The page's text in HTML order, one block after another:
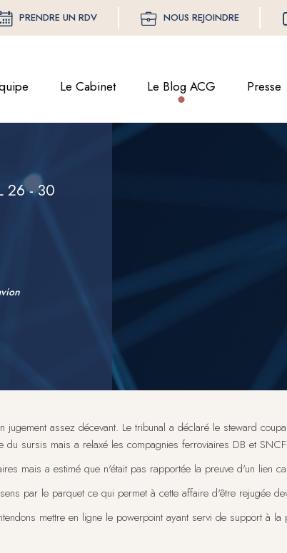
PRENDRE UN RDV NOUS REJOINDRE
Le Cabinet Le Blog ACG Presse
26 - 30
assez décevant. Le tribunal a déclaré le steward
du sursis mais a relaxé les compagnies ferroviaires DB et SNCF.
mais a estimé que n'était pas rapportée la preuve d'un lien
par le parquet ce qui permet à cette affaire d'être rejugée
mettre en ligne le powerpoint ayant servi de support à